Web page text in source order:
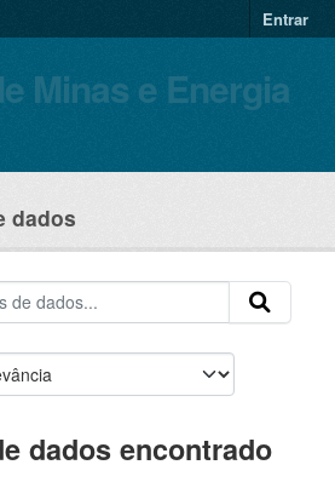
Entrar
Minas e Energia
dados
dados encontrado